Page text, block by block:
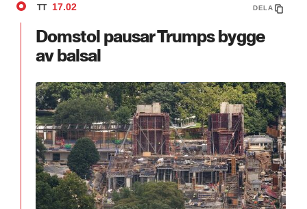
TT 17.02 DELA
Domstol pausar Trumps bygge
av balsal